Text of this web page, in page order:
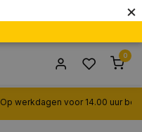
×
0
Op werkdagen voor 14.00 uur